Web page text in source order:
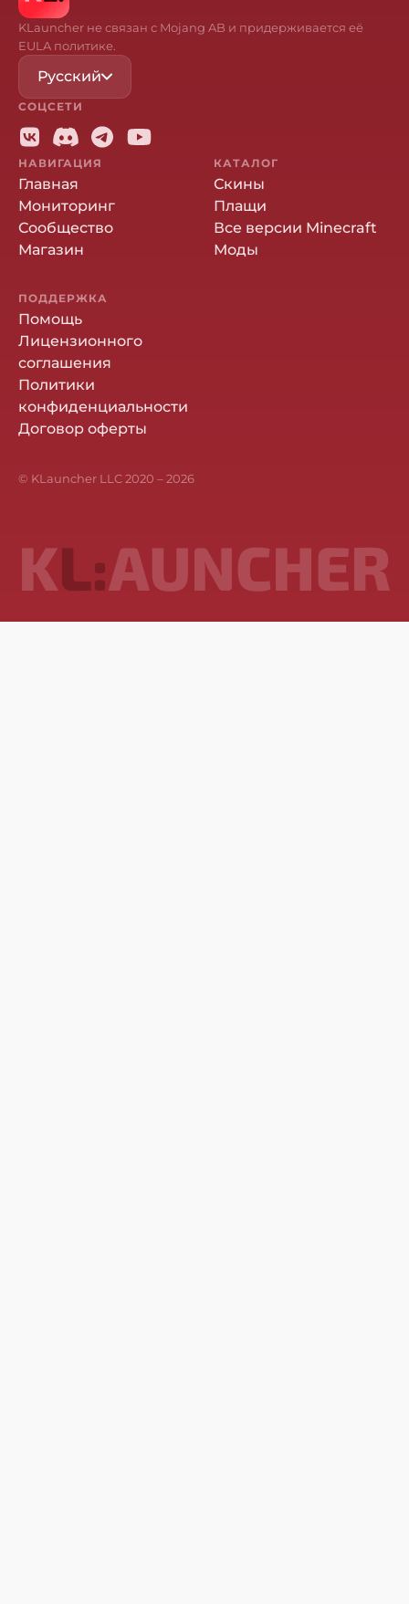
KLauncher не связан с Mojang AB и придерживается её
EULA политике.
Русский
СОЦСЕТИ
НАВИГАЦИЯ
Главная
Мониторинг
Сообщество
Магазин
КАТАЛОГ
Скины
Плащи
Все версии Minecraft
Моды
ПОДДЕРЖКА
Помощь
Лицензионного
соглашения
Политики
конфиденциальности
Договор оферты
© KLauncher LLC 2020 –2026
KL:AUNCHER